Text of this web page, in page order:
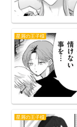
星屑の王子様
星屑の王子様